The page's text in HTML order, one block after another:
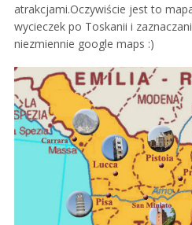
atrakcjami.Oczywiście jest to
wycieczek po Toskanii i
niezmiennie google maps :)